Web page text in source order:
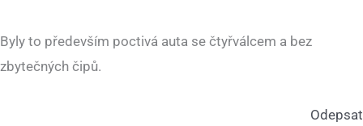
Byly to především poctivá auta se čtyřválcem a bez
zbytečných čipů.
Odepsat